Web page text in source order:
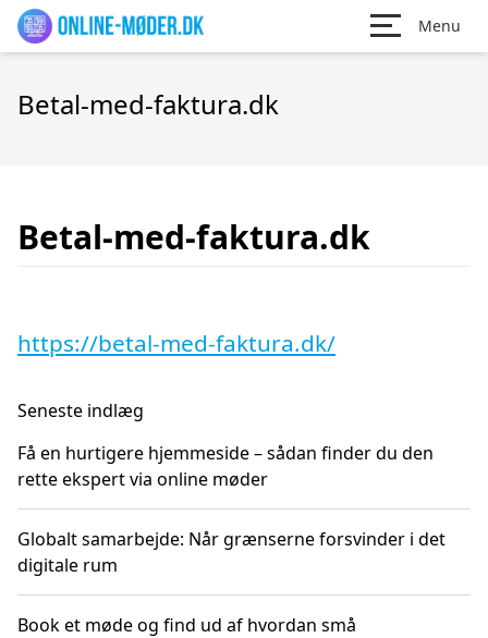
Menu
Betal-med-faktura.dk
Betal-med-faktura.dk
https://betal-med-faktura.dk/
Seneste indlæg
Få en hurtigere hjemmeside – sådan finder du den
rette ekspert via online møder
Globalt samarbejde: Når grænserne forsvinder i det
digitale rum
Book et møde og find ud af hvordan små